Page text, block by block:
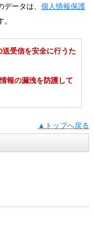
ータは、 個人情報保護
受信を安全に行うた
報の漏洩を防護して
▲トップへ戻る